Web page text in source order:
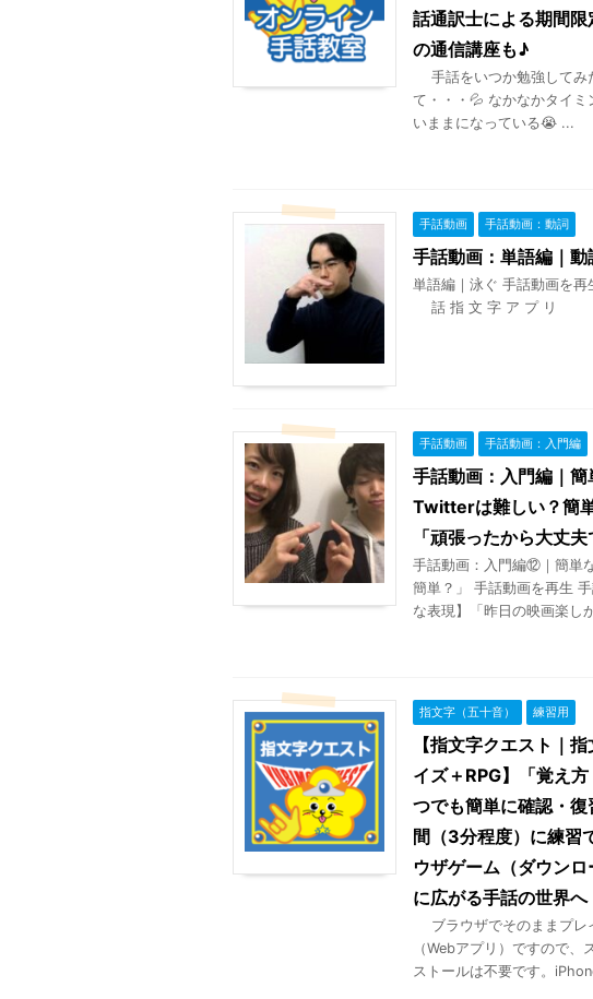
話通訳士による期間
の通信講座も♪
手話をいつか勉強してみ
て・・・💦 なかなかタイ
いままになっている😭 ...
手話動画 手話動画：動詞
手話動画：単語編｜
単語編｜泳ぐ 手話動画を
話 指 文 字 ア プ リ
手話動画 手話動画：入門編
手話動画：入門編｜簡
Twitterは難しい？簡
「頑張ったから大丈
手話動画：入門編⑫｜簡単
簡単？」 手話動画を再生
な表現】「昨日の映画楽し
指文字（五十音） 練習用
【指文字クエスト｜
イズ＋RPG】「覚え
つでも簡単に確認・
間（3分程度）に練習
ウザゲーム（ダウン
に広がる手話の世界
ブラウザでそのままプレ
（Webアプリ）ですので
ストールは不要です。